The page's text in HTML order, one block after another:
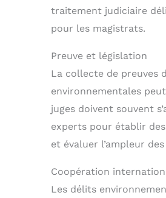
traitement judiciaire
pour les magistrats.
Preuve et législation
La collecte de preuves
environnementales
juges doivent souvent
experts pour établir
et évaluer l’ampleur
Coopération
Les délits